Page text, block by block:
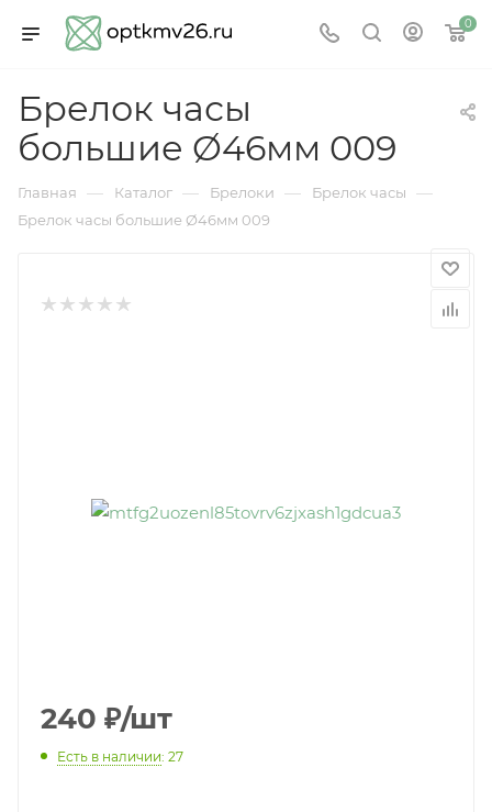
0
Брелок часы
большие Ø46мм 009
Главная — Каталог — Брелоки — Брелок часы —
Брелок часы большие Ø46мм 009
240 ₽/шт
Есть в наличии: 27